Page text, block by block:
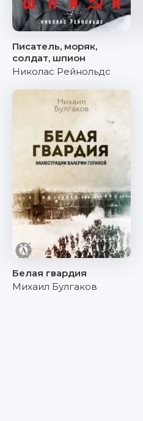
Писатель, моряк,
солдат, шпион
Николас Рейнольдс
Белая гвардия
Михаил Булгаков